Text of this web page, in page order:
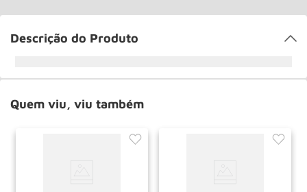
Descrição do Produto
Quem viu, viu também